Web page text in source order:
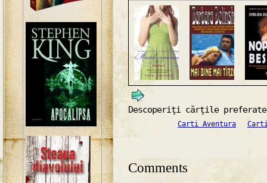
Descoperiţi cărţile
Carti Aventura
Comments